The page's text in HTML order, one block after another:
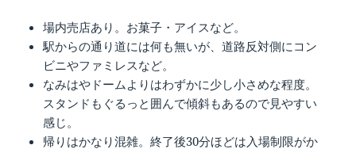
場内売店あり。お菓子・アイスなど。
駅からの通り道には何も無いが、道路反対側にコン
ビニやファミレスなど。
なみはやドームよりはわずかに少し小さめな程度。
スタンドもぐるっと囲んで傾斜もあるので見やすい
感じ。
帰りはかなり混雑。終了後30分ほどは入場制限がか